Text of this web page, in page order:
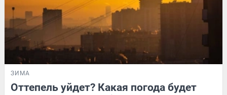
ЗИМА
Оттепель уйдет? Какая погода будет